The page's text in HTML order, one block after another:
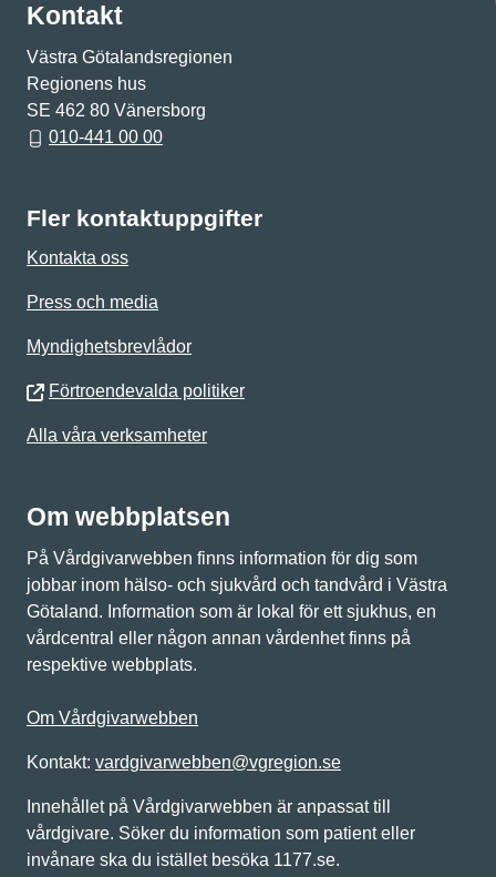
Kontakt
Västra Götalandsregionen
Regionens hus
SE 462 80 Vänersborg
010-441 00 00
Fler kontaktuppgifter
Kontakta oss
Press och media
Myndighetsbrevlådor
Förtroendevalda politiker
Alla våra verksamheter
Om webbplatsen
På Vårdgivarwebben finns information för dig som
jobbar inom hälso- och sjukvård och tandvård i Västra
Götaland. Information som är lokal för ett sjukhus, en
vårdcentral eller någon annan vårdenhet finns på
respektive webbplats.
Om Vårdgivarwebben
Kontakt: vardgivarwebben@vgregion.se
Innehållet på Vårdgivarwebben är anpassat till
vårdgivare. Söker du information som patient eller
invånare ska du istället besöka 1177.se.